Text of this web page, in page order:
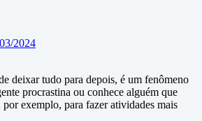
2024
deixar tudo para depois, é um fenômeno
procrastina ou conhece alguém que
por exemplo, para fazer atividades mais